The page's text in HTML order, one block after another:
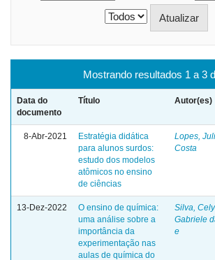
Mostrando resultados 1 a 3
Data do
documento
Título Autor(es)
8-Abr-2021
Estratégia didática
para alunos surdos:
estudo dos modelos
atômicos no ensino
de ciências
Lopes,
Costa
13-Dez-2022
O ensino de química:
uma análise sobre a
importância da
experimentação nas
aulas de química do
Silva,
Gabriele
e